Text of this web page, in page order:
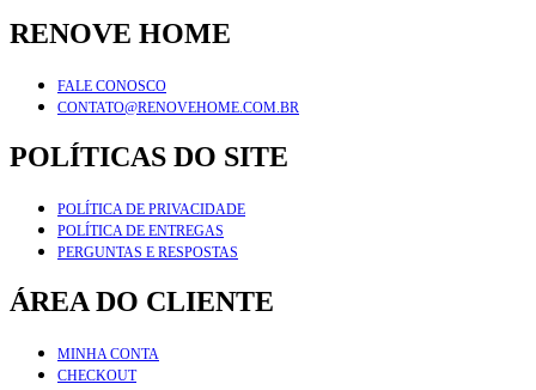
RENOVE HOME
FALE CONOSCO
CONTATO@RENOVEHOME.COM.BR
POLÍTICAS DO SITE
POLÍTICA DE PRIVACIDADE
POLÍTICA DE ENTREGAS
PERGUNTAS E RESPOSTAS
ÁREA DO CLIENTE
MINHA CONTA
CHECKOUT